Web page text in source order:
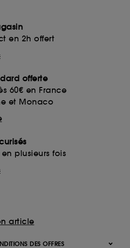
en 2h offert
offerte
60€ en France
et Monaco
plusieurs fois
article
DES OFFRES